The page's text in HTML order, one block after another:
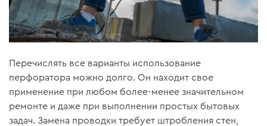
Перечислять все варианты использование
перфоратора можно долго. Он находит свое
применение при любом более-менее значительном
ремонте и даже при выполнении простых бытовых
задач. Замена проводки требует штробления стен,